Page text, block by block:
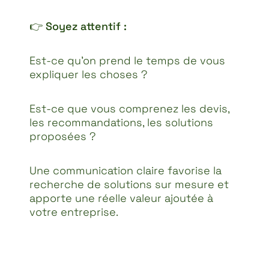
👉 Soyez attentif :
Est-ce qu’on prend le temps de vous
expliquer les choses ?
Est-ce que vous comprenez les devis,
les recommandations, les solutions
proposées ?
Une communication claire favorise la
recherche de solutions sur mesure et
apporte une réelle valeur ajoutée à
votre entreprise.